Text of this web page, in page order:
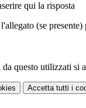
qui la risposta
(se
questo utilizzati
Accetta tutti i